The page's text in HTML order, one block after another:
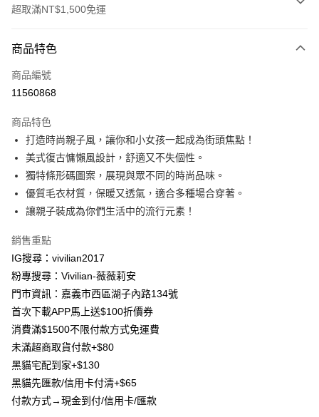
超取滿NT$1,500免運
信用卡一次付款
信用卡分期付款
合作金庫商業銀行
華南商業銀行
彰化商業銀行
上海商業儲蓄銀行
台北富邦商業銀行
國泰世華商業銀行
兆豐國際商業銀行
臺灣中小企業銀行
台中商業銀行
匯豐（台灣）商業銀行
華泰商業銀行
聯邦商業銀行
遠東國際商業銀行
元大商業銀行
台新國際商業銀行
台灣樂天信用卡公司
超商取貨付款
LINE Pay
Apple Pay
街口支付
悠遊付
Google Pay
大哥付你分期
相關說明
【大哥付你分期使用說明】
2.付款方式選擇「大哥付你分期」，訂單成立後會自動跳轉到大哥付的交易
流程，驗證手機門號後，選擇欲分期的期數、繳款截止日，確認付款後即完
成交易。
3.實際核准額度、可分期數及費用金額請依後續交易確認頁面所載為準。
4.訂單成立30分鐘內，如未前往確認交易或遇審核未通過，訂單將自動取
AFTEE先享後付
相關說明
【關於「AFTEE先享後付」】
AFTEE先享後付是「在收到商品之後才付款」的支付方式。 讓您購物簡單
便利好安心！
１．簡單：不需註冊會員、不需綁卡、不需儲值。
ATM付款
貨到付款
商品特色
商品編號
11560868
商品特色
打造時尚親子風，讓你和小女孩一起成為街頭焦點！
美式復古慵懶風設計，舒適又不失個性。
獨特條形碼圖案，展現與眾不同的時尚品味。
優質毛衣材質，保暖又透氣，適合多種場合穿著。
讓親子裝成為你們生活中的流行元素！
銷售重點
IG搜尋：vivilian2017
粉專搜尋：Vivilian-薇薇莉安
門市資訊：嘉義市西區湖子內路134號
首次下載APP馬上送$100折價券
消費滿$1500不限付款方式免運費
未滿超商取貨付款+$80
黑貓宅配到家+$130
黑貓先匯款/信用卡付清+$65
付款方式→現金到付/信用卡/匯款